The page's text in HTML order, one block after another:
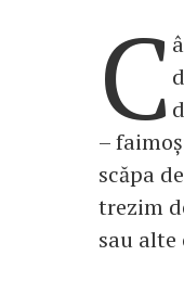
C
–
scăpa
trezim
sau alte